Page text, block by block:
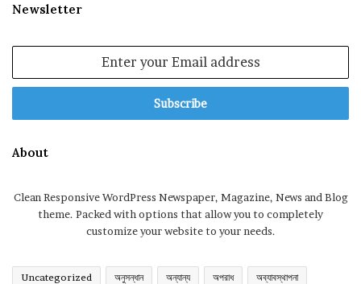
Newsletter
Email
About
Clean Responsive WordPress Newspaper, Magazine, News and Blog
theme. Packed with options that allow you to completely
customize your website to your needs.
Uncategorized অনুসন্ধান অন্যান্য অপরাধ অব্যাবস্থাপনা